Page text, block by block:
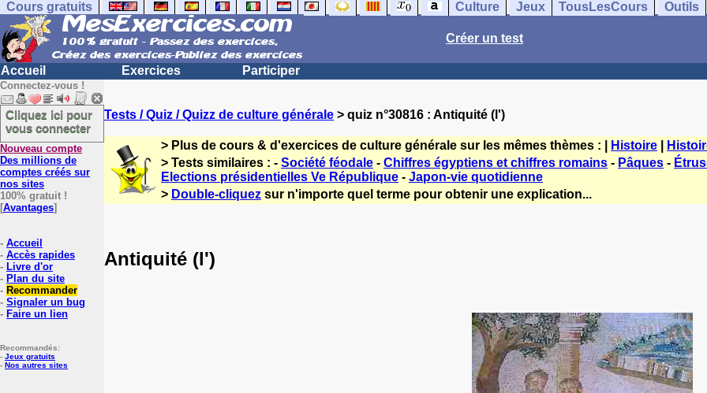
Cours gratuits Culture Jeux TousLesCours Outils
Créer un test
Accueil Exercices Participer
Connectez-vous !
Cliquez ici pour
vous connecter
Nouveau compte
Des millions de
comptes créés sur
nos sites
100% gratuit !
[Avantages]
- Accueil
- Accès rapides
- Livre d'or
- Plan du site
- Recommander
- Signaler un bug
- Faire un lien
Recommandés:
- Jeux gratuits
- Nos autres sites
Tests / Quiz / Quizz de culture générale > quiz n°30816 : Antiquité (l')
> Plus de cours & d'exercices de culture générale sur les mêmes thèmes : | Histoire
> Tests similaires : - Société féodale - Chiffres égyptiens et chiffres romains - Pâques -
Elections présidentielles Ve République - Japon-vie quotidienne
> Double-cliquez sur n'importe quel terme pour obtenir une explication...
Antiquité (l')